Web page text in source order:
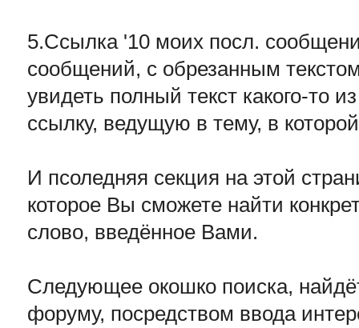
5.Ссылка '10 моих посл.
сообщений, с обрезанным
увидеть полный текст какого-то
ссылку, ведущую в тему, в
И псоледняя секция на этой
которое Вы сможете найти
слово, введённое Вами.
Следующее окошко поиска,
форуму, посредством ввода